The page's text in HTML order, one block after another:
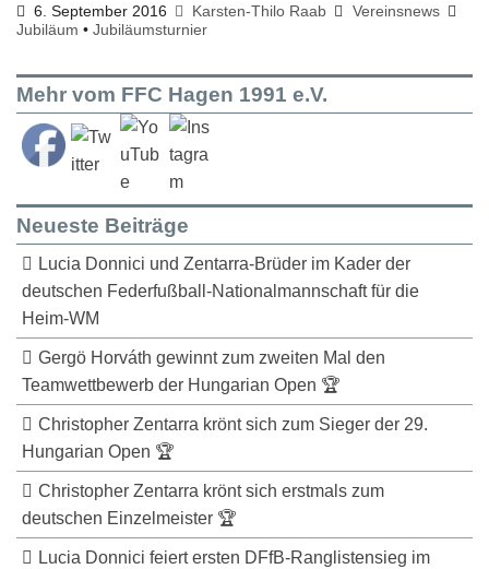
6. September 2016 Karsten-Thilo Raab
Vereinsnews
Jubiläum • Jubiläumsturnier
Mehr vom FFC Hagen 1991 e.V.
Neueste Beiträge
Lucia Donnici und Zentarra-Brüder im Kader der
deutschen Federfußball-Nationalmannschaft für die
Heim-WM
Gergö Horváth gewinnt zum zweiten Mal den
Teamwettbewerb der Hungarian Open 🏆
Christopher Zentarra krönt sich zum Sieger der 29.
Hungarian Open 🏆
Christopher Zentarra krönt sich erstmals zum
deutschen Einzelmeister 🏆
Lucia Donnici feiert ersten DFfB-Ranglistensieg im